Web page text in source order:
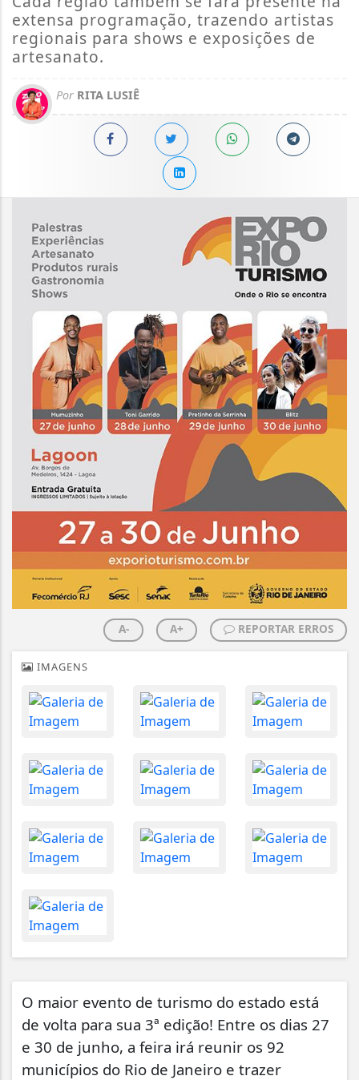
extensa programação, trazendo artistas
regionais para shows e exposições de
artesanato.
Por RITA LUSIÊ
A- A+ REPORTAR ERROS
IMAGENS
O maior evento de turismo do estado está
de volta para sua 3ª edição! Entre os dias 27
e 30 de junho, a feira irá reunir os 92
municípios do Rio de Janeiro e trazer